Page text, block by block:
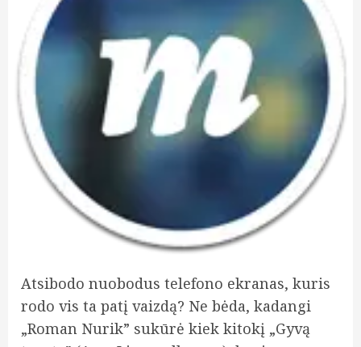
Atsibodo nuobodus telefono ekranas, kuris
rodo vis ta patį vaizdą? Ne bėda, kadangi
„Roman Nurik” sukūrė kiek kitokį „Gyvą